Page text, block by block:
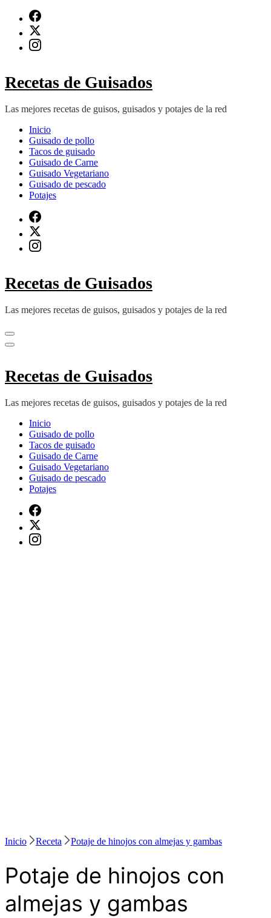
contenido
(presiona
Recetas de Guisados
Las mejores recetas de guisos, guisados y potajes de la red
Inicio
Guisado de pollo
Tacos de guisado
Guisado de Carne
Guisado Vegetariano
Guisado de pescado
Potajes
Recetas de Guisados
Las mejores recetas de guisos, guisados y potajes de la red
Recetas de Guisados
Las mejores recetas de guisos, guisados y potajes de la red
Inicio
Guisado de pollo
Tacos de guisado
Guisado de Carne
Guisado Vegetariano
Guisado de pescado
Potajes
Inicio Receta Potaje de hinojos con almejas y gambas
Potaje de hinojos con
almejas y gambas